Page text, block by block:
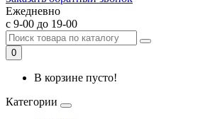
Ежедневно
с 9-00 до 19-00
0
В корзине пусто!
Категории